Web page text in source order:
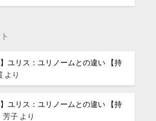
】ユリス：ユリノームとの違い 【持
より
】ユリス：ユリノームとの違い 【持
子 より